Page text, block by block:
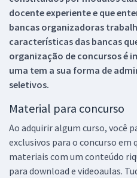
docente experiente e que
bancas organizadoras
características das bancas
organização de concursos é
uma tem a sua forma de
seletivos.
Material para concurso
Ao adquirir algum curso, você
exclusivos para o concurso em
materiais com um conteúdo
para download e videoaulas.